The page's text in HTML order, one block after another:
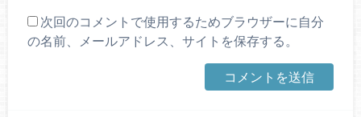
次回のコメントで使用するためブラウザーに自分
の名前、メールアドレス、サイトを保存する。